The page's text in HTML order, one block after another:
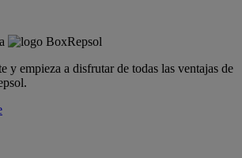
y empieza a disfrutar de todas las ventajas de